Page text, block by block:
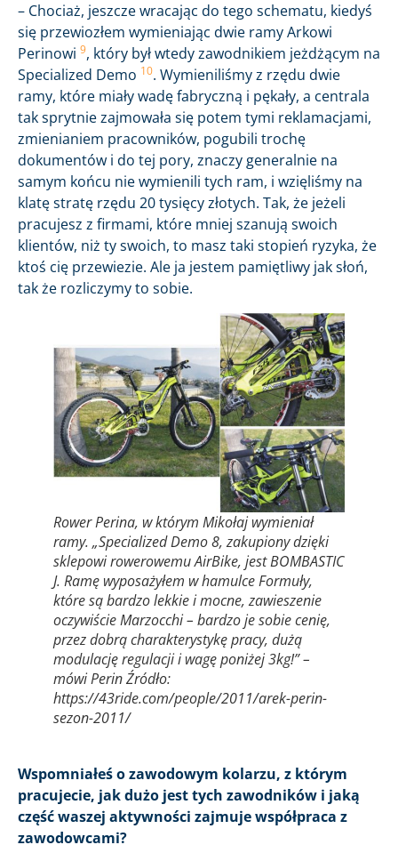
– Chociaż, jeszcze wracając do tego schematu, kiedyś
się przewiozłem wymieniając dwie ramy Arkowi
Perinowi 9, który był wtedy zawodnikiem jeżdżącym na
Specialized Demo 10. Wymieniliśmy z rzędu dwie
ramy, które miały wadę fabryczną i pękały, a centrala
tak sprytnie zajmowała się potem tymi reklamacjami,
zmienianiem pracowników, pogubili trochę
dokumentów i do tej pory, znaczy generalnie na
samym końcu nie wymienili tych ram, i wzięliśmy na
klatę stratę rzędu 20 tysięcy złotych. Tak, że jeżeli
pracujesz z firmami, które mniej szanują swoich
klientów, niż ty swoich, to masz taki stopień ryzyka, że
ktoś cię przewiezie. Ale ja jestem pamiętliwy jak słoń,
tak że rozliczymy to sobie.
Rower Perina, w którym Mikołaj wymieniał
ramy. „Specialized Demo 8, zakupiony dzięki
sklepowi rowerowemu AirBike, jest BOMBASTIC
J. Ramę wyposażyłem w hamulce Formuły,
które są bardzo lekkie i mocne, zawieszenie
oczywiście Marzocchi – bardzo je sobie cenię,
przez dobrą charakterystykę pracy, dużą
modulację regulacji i wagę poniżej 3kg!” –
mówi Perin Źródło:
https://43ride.com/people/2011/arek-perin-
sezon-2011/
Wspomniałeś o zawodowym kolarzu, z którym
pracujecie, jak dużo jest tych zawodników i jaką
część waszej aktywności zajmuje współpraca z
zawodowcami?